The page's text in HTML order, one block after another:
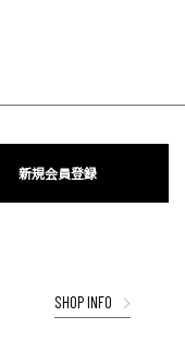
新規会員登録
SHOP INFO